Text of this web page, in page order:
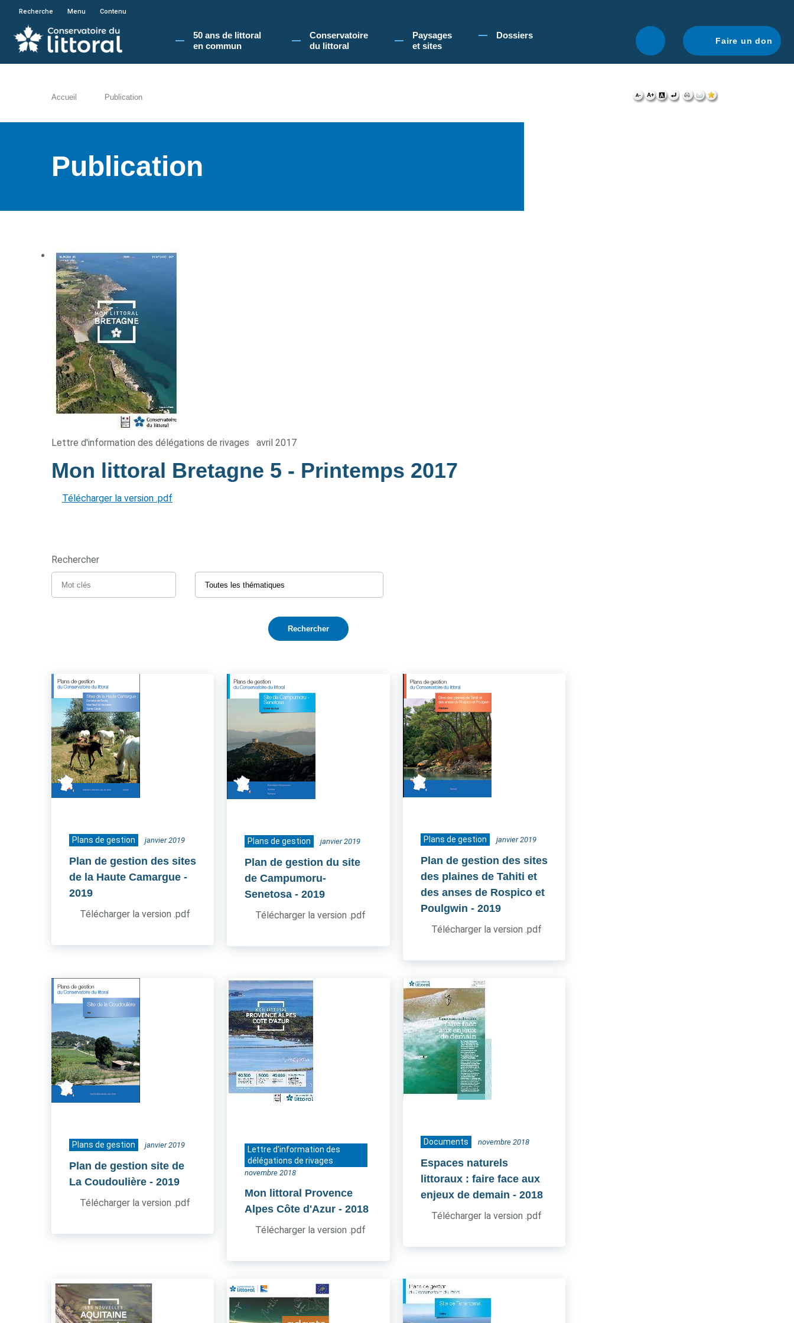
En poursuivant votre navigation sur le site du Conservatoire du littoral, vous acceptez l'utilisation de cookies pour vous proposer une navigation optimale.
Recherche Menu Contenu
50 ans de littoral
en commun​
Conservatoire
du littoral
Paysages
et sites
Dossiers
Faire un don
Accueil Publication
Publication
Lettre d'information des délégations de rivages avril 2017
Mon littoral Bretagne 5 - Printemps 2017
Télécharger la version .pdf
Rechercher
Plans de gestion janvier 2019
Plan de gestion des sites
de la Haute Camargue -
2019
Télécharger la version .pdf
Plans de gestion janvier 2019
Plan de gestion du site
de Campumoru-
Senetosa - 2019
Télécharger la version .pdf
Plans de gestion janvier 2019
Plan de gestion des sites
des plaines de Tahiti et
des anses de Rospico et
Poulgwin - 2019
Télécharger la version .pdf
Plans de gestion janvier 2019
Plan de gestion site de
La Coudoulière - 2019
Télécharger la version .pdf
Lettre d'information des
délégations de rivages
novembre 2018
Mon littoral Provence
Alpes Côte d'Azur - 2018
Télécharger la version .pdf
Documents novembre 2018
Espaces naturels
littoraux : faire face aux
enjeux de demain - 2018
Télécharger la version .pdf